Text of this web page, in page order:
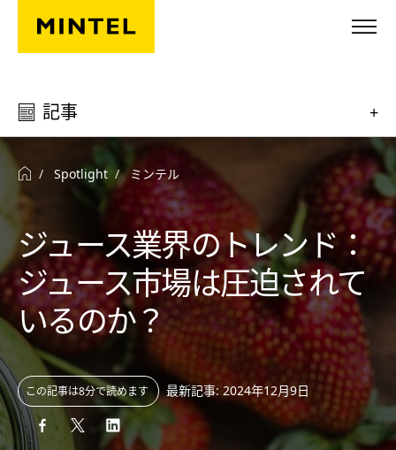
Skip to main content
記事 +
Spotlight ミンテル
ジュース業界のトレンド：
ジュース市場は圧迫されて
いるのか？
この記事は8分で読めます 最新記事: 2024年12月9日